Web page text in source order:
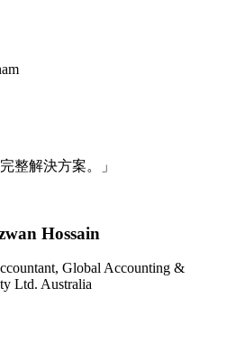
整解決方案。」
Hossain
Global Accounting &
Ltd. Australia